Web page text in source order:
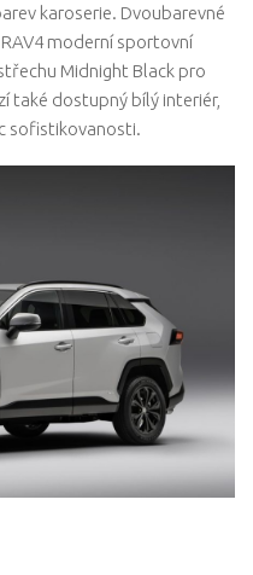
karoserie. Dvoubarevné
moderní sportovní
Midnight Black pro
také dostupný bílý interiér,
sofistikovanosti.